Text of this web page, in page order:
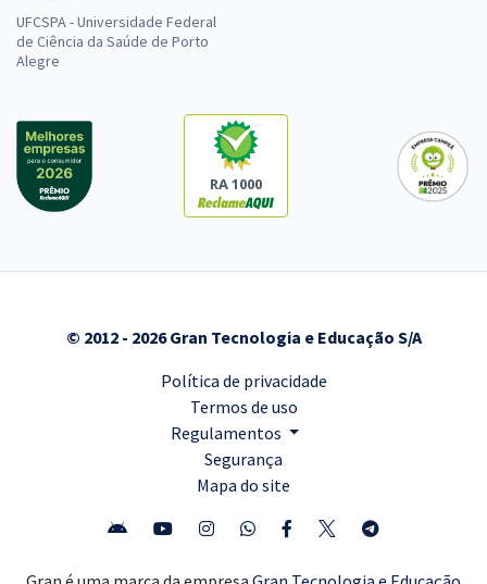
UFCSPA - Universidade Federal
de Ciência da Saúde de Porto
Alegre
RA 1000
© 2012 - 2026 Gran Tecnologia e Educação S/A
Política de privacidade
Termos de uso
Regulamentos
Segurança
Mapa do site